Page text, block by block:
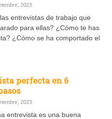
2023
entrevistas de trabajo que
para ellas? ¿Cómo te has
¿Cómo se ha comportado el
perfecta en 6
2023
entrevista es una buena